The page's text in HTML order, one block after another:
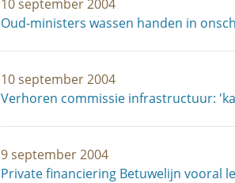
10 september 2004
Oud-ministers wassen handen in
10 september 2004
Verhoren commissie infrastructuur:
9 september 2004
Private financiering Betuwelijn vooral